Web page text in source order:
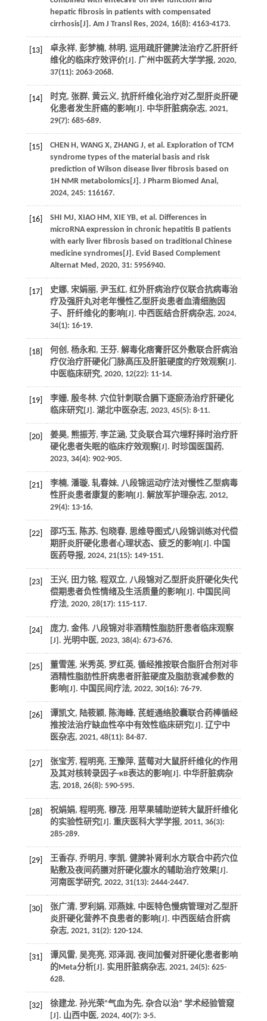
hepatic fibrosis in patients with compensated
cirrhosis[J]. Am J Transl Res, 2024, 16(8): 4163-4173.
[13]
卓永祥, 彭梦楠, 林明, 运用疏肝健脾法治疗乙肝肝纤
维化的临床疗效评价[J]. 广州中医药大学学报, 2020,
37(11): 2063-2068.
[14]
时克, 张群, 黄云义, 抗肝纤维化治疗对乙型肝炎肝硬
化患者发生肝癌的影响[J]. 中华肝脏病杂志, 2021,
29(7): 685-689.
[15] CHEN H, WANG X, ZHANG J, et al. Exploration of TCM
syndrome types of the material basis and risk
prediction of Wilson disease liver fibrosis based on
1H NMR metabolomics[J]. J Pharm Biomed Anal ,
2024, 245: 116167.
[16] SHI MJ, XIAO HM, XIE YB, et al. Differences in
microRNA expression in chronic hepatitis B patients
with early liver fibrosis based on traditional Chinese
medicine syndromes[J]. Evid Based Complement
Alternat Med , 2020, 31: 5956940.
[17]
史娜, 宋娟丽, 尹玉红, 红外肝病治疗仪联合抗病毒治
疗及强肝丸对老年慢性乙型肝炎患者血清细胞因
子、肝纤维化的影响[J]. 中西医结合肝病杂志, 2024,
34(1): 16-19.
[18]
何创, 杨永和, 王芬. 解毒化痞膏肝区外敷联合肝病治
疗仪治疗肝硬化门脉高压及肝脏硬度的疗效观察[J].
中医临床研究, 2020, 12(22): 11-14.
[19]
李姗, 殷冬林. 穴位针刺联合膈下逐瘀汤治疗肝硬化
临床研究[J]. 湖北中医杂志, 2023, 45(5): 8-11.
[20]
姜昊, 熊振芳, 李芷涵, 艾灸联合耳穴埋籽择时治疗肝
硬化患者失眠的临床疗效观察[J]. 时珍国医国药,
2023, 34(4): 902-905.
[21]
李楠, 潘璇, 轧春妹, 八段锦运动疗法对慢性乙型病毒
性肝炎患者康复的影响[J]. 解放军护理杂志, 2012,
29(4): 13-16.
[22]
邵巧玉, 陈苏, 包晓春, 思维导图式八段锦训练对代偿
期肝炎肝硬化患者心理状态、疲乏的影响[J]. 中国
医药导报, 2024, 21(15): 149-151.
[23]
王兴, 田力铭, 程双立, 八段锦对乙型肝炎肝硬化失代
偿期患者负性情绪及生活质量的影响[J]. 中国民间
疗法, 2020, 28(17): 115-117.
[24]
庞力, 金伟. 八段锦对非酒精性脂肪肝患者临床观察
[J]. 光明中医, 2023, 38(4): 673-676.
[25]
董雪莲, 米秀英, 罗红英, 循经推按联合脂肝合剂对非
酒精性脂肪性肝病患者肝脏硬度及脂肪衰减参数的
影响[J]. 中国民间疗法, 2022, 30(16): 76-79.
[26]
谭凯文, 陆筱颖, 陈海峰, 芪蛭通络胶囊联合药棒循经
推按法治疗缺血性卒中有效性临床研究[J]. 辽宁中
医杂志, 2021, 48(11): 84-87.
[27]
张宝芳, 程明亮, 王豫萍, 蓝莓对大鼠肝纤维化的作用
及其对核转录因子-κB表达的影响[J]. 中华肝脏病杂
志, 2018, 26(8): 590-595.
[28]
祝娟娟, 程明亮, 穆茂. 用苹果辅助逆转大鼠肝纤维化
的实验性研究[J]. 重庆医科大学学报, 2011, 36(3):
285-289.
[29]
王香存, 乔明月, 李凯. 健脾补肾利水方联合中药穴位
贴敷及夜间药膳对肝硬化腹水的辅助治疗效果[J].
河南医学研究, 2022, 31(13): 2444-2447.
[30]
张广清, 罗利娟, 邓燕妹, 中医特色慢病管理对乙型肝
炎肝硬化营养不良患者的影响[J]. 中西医结合肝病
杂志, 2021, 31(2): 120-124.
[31]
谭风雷, 吴亮亮, 邓泽润, 夜间加餐对肝硬化患者影响
的Meta分析[J]. 实用肝脏病杂志, 2021, 24(5): 625-
628.
[32]
徐建龙. 孙光荣“气血为先, 杂合以治” 学术经验管窥
[J]. 山西中医, 2024, 40(7): 3-5.